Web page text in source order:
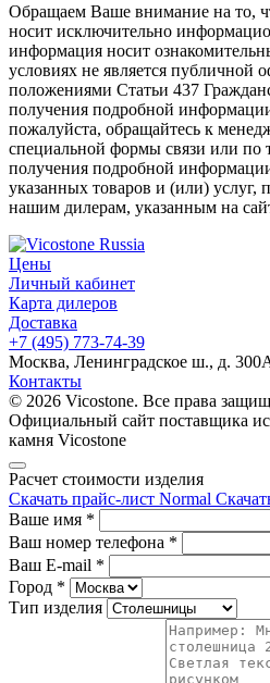
Обращаем Ваше внимание на то,
носит исключительно
информация носит
условиях не является публичной
положениями Статьи 437
получения подробной
пожалуйста, обращайтесь к
специальной формы связи или по
получения подробной
указанных товаров и (или) услуг,
нашим дилерам, указанным на
Цены
Личный кабинет
Карта дилеров
Доставка
+7 (495) 773-74-39
Москва, Ленинградское ш., д.
Контакты
© 2026 Vicostone. Все права
Официальный сайт поставщика
камня Vicostone
Расчет стоимости изделия
Скачать прайс-лист Normal
Ваше имя *
Ваш номер телефона *
Ваш E-mail *
Город *
Тип изделия